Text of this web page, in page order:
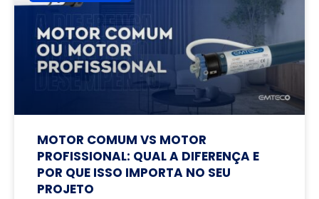
MOTOR COMUM VS MOTOR
PROFISSIONAL: QUAL A DIFERENÇA E
POR QUE ISSO IMPORTA NO SEU
PROJETO